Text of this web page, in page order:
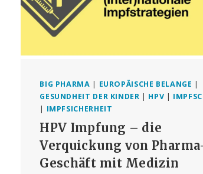
BIG PHARMA | EUROPÄISCHE BELANGE |
GESUNDHEIT DER KINDER | HPV |
| IMPFSICHERHEIT
HPV Impfung – die
Verquickung von
Geschäft mit Medizin